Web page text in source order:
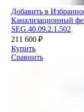
Добавить в
Канализационный
SEG.40.09.2.1.502
211 600 ₽
Купить
Сравнить